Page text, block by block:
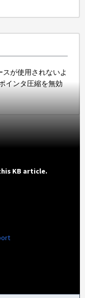
が使用されないよ
インタ圧縮を無効
KB article.